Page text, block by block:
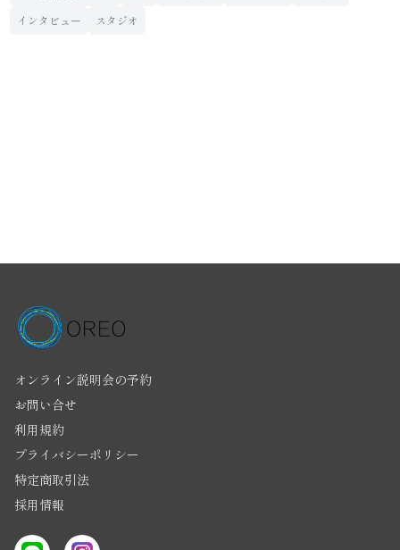
インタビュー
スタジオ
オンライン説明会の予約
お問い合せ
利用規約
プライバシーポリシー
特定商取引法
採用情報